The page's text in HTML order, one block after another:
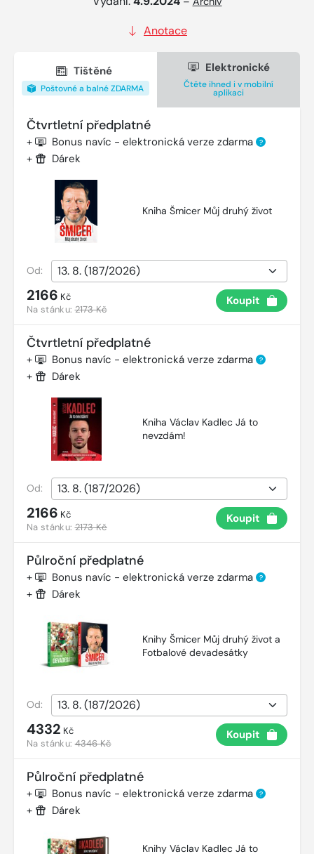
Anotace
Tištěné
Poštovné a balné ZDARMA
Elektronické
Čtěte ihned i v mobilní
aplikaci
Čtvrtletní předplatné
+ Bonus navíc - elektronická verze zdarma ?
+ Dárek
Kniha Šmicer Můj druhý život
Od:
2166 Kč
Na stánku:2173 Kč
Koupit
Čtvrtletní předplatné
+ Bonus navíc - elektronická verze zdarma ?
+ Dárek
Kniha Václav Kadlec Já to
nevzdám!
Od:
2166 Kč
Na stánku:2173 Kč
Koupit
Půlroční předplatné
+ Bonus navíc - elektronická verze zdarma ?
+ Dárek
Knihy Šmicer Můj druhý život a
Fotbalové devadesátky
Od:
4332 Kč
Na stánku:4346 Kč
Koupit
Půlroční předplatné
+ Bonus navíc - elektronická verze zdarma ?
+ Dárek
Knihy Václav Kadlec Já to